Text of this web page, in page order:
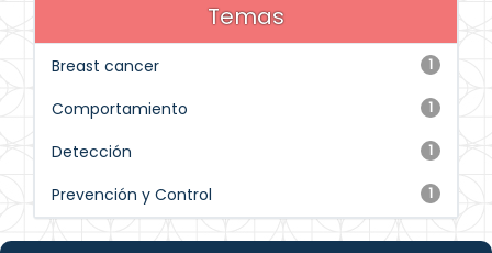
Temas
1
Breast cancer
1
Comportamiento
1
Detección
1
Prevención y Control